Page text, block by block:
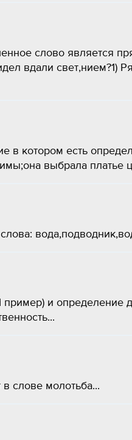
слово является
вдали
в котором есть
выбрала платье
и определение
в слове молотьба...